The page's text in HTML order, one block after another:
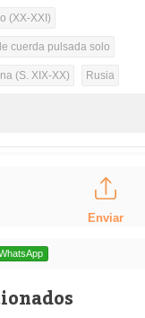
(XX-XXI)
cuerda pulsada solo
(S. XIX-XX) Rusia
Enviar